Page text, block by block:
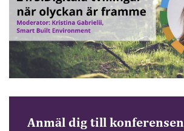
Anmäl dig till konferensen